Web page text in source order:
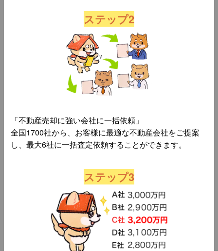
ステップ2
「不動産売却に強い会社に一括依頼」
全国1700社から、お客様に最適な不動産会社をご提案
し、最大6社に一括査定依頼することができます。
ステップ3